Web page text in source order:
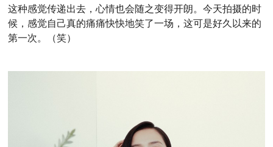
这种感觉传递出去，心情也会随之变得开朗。今天拍摄的时
候，感觉自己真的痛痛快快地笑了一场，这可是好久以来的
第一次。（笑）